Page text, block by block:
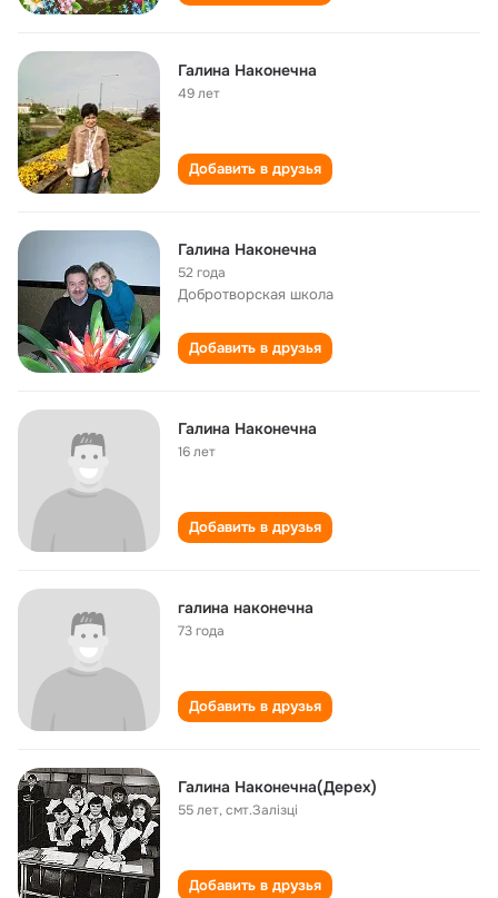
Галина Наконечна
49 лет
Добавить в друзья
Галина Наконечна
52 года
Добротворская школа
Добавить в друзья
Галина Наконечна
16 лет
Добавить в друзья
галина наконечна
73 года
Добавить в друзья
Галина Наконечна(Дерех)
55 лет,смт.Залізці
Добавить в друзья